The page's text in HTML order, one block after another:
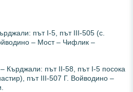
път І-5, път ІІІ-505 (с.
– Мост – Чифлик –
Кърджали: път ІІ-58, път І-5 посока
път ІІІ-507 Г. Войводино –